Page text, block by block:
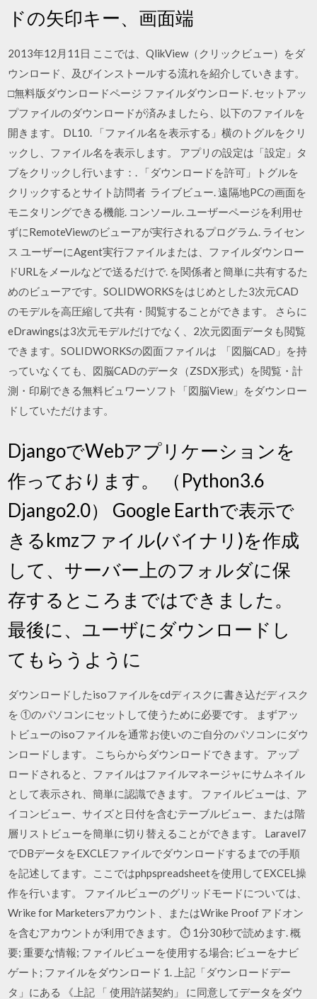
ドの矢印キー、画面端
2013年12月11日 ここでは、QlikView（クリックビュー）をダ
ウンロード、及びインストールする流れを紹介していきます。
□無料版ダウンロードページ ファイルダウンロード. セットアッ
プファイルのダウンロードが済みましたら、以下のファイルを
開きます。 DL10. 「ファイル名を表示する」横のトグルをクリ
ックし、ファイル名を表示します。 アプリの設定は「設定」タ
ブをクリックし行います：. 「ダウンロードを許可」トグルを
クリックするとサイト訪問者 ライブビュー. 遠隔地PCの画面を
モニタリングできる機能. コンソール. ユーザーページを利用せ
ずにRemoteViewのビューアが実行されるプログラム. ライセン
ス ユーザーにAgent実行ファイルまたは、ファイルダウンロー
ドURLをメールなどで送るだけで. を関係者と簡単に共有するた
めのビューアです。SOLIDWORKSをはじめとした3次元CAD
のモデルを高圧縮して共有・閲覧することができます。 さらに
eDrawingsは3次元モデルだけでなく、2次元図面データも閲覧
できます。SOLIDWORKSの図面ファイルは 「図脳CAD」を持
っていなくても、図脳CADのデータ（ZSDX形式）を閲覧・計
測・印刷できる無料ビュワーソフト「図脳View」をダウンロー
ドしていただけます。
DjangoでWebアプリケーションを
作っております。 （Python3.6
Django2.0） Google Earthで表示で
きるkmzファイル(バイナリ)を作成
して、サーバー上のフォルダに保
存するところまではできました。
最後に、ユーザにダウンロードし
てもらうように
ダウンロードしたisoファイルをcdディスクに書き込だディスク
を ①のパソコンにセットして使うために必要です。 まずアッ
トビューのisoファイルを通常お使いのご自分のパソコンにダウ
ンロードします。 こちらからダウンロードできます。 アップ
ロードされると、ファイルはファイルマネージャにサムネイル
として表示され、簡単に認識できます。 ファイルビューは、ア
イコンビュー、サイズと日付を含むテーブルビュー、または階
層リストビューを簡単に切り替えることができます。 Laravel7
でDBデータをEXCLEファイルでダウンロードするまでの手順
を記述してます。ここではphpspreadsheetを使用してEXCEL操
作を行います。 ファイルビューのグリッドモードについては、
Wrike for Marketersアカウント、またはWrike Proof アドオン
を含むアカウントが利用できます。 ⏱ 1分30秒で読めます. 概
要; 重要な情報; ファイルビューを使用する場合; ビューをナビ
ゲート; ファイルをダウンロード 1. 上記「ダウンロードデー
タ」にある 《上記 「 使用許諾契約」 に同意してデータをダウ